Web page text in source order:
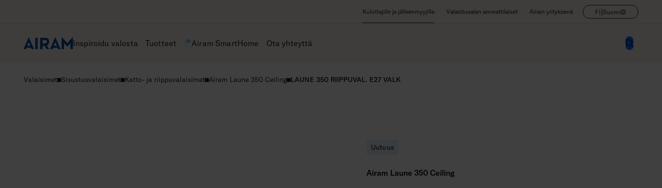
Kuluttajille ja jälleenmyyjille Valaistusalan ammattilaiset Airam yrityksenä FI |Suomi
Inspiroidu valosta Tuotteet Airam SmartHome Ota yhteyttä
Valaisimet Sisustusvalaisimet Katto- ja riippuvalaisimet Airam Laune 350 Ceiling LAUNE 350 RIIPPUVAL. E27 VALK
Uutuus
Airam Laune 350 Ceiling